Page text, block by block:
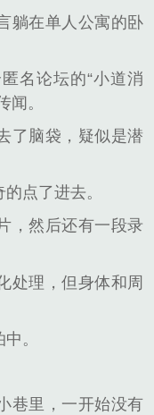
躺在单人公寓的卧
名论坛的“小道消
闻。
了脑袋，疑似是潜
点了进去。
，然后还有一段录
处理，但身体和周
。
巷里，一开始没有